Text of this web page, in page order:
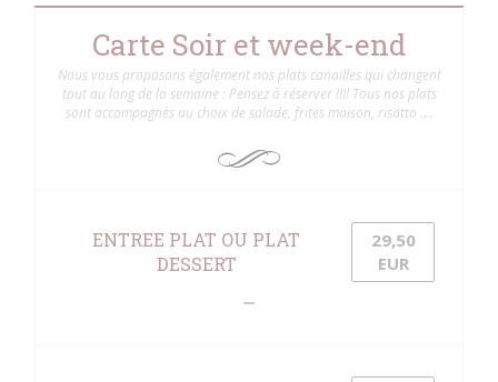
Carte Soir et week-end
Nous vous proposons également nos plats canailles qui changent
tout au long de la semaine : Pensez à réserver !!!! Tous nos plats
sont accompagnés au choix de salade, frites maison, risotto ….
ENTREE PLAT OU PLAT
DESSERT
29,50
EUR